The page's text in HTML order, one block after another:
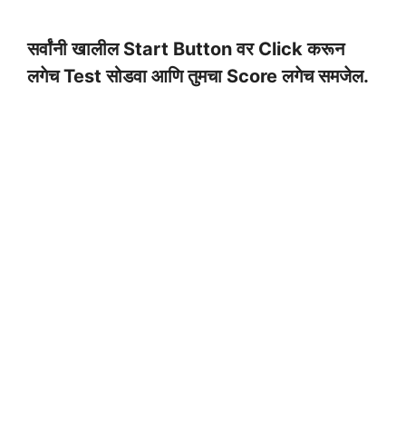
सर्वांनी खालील Start Button वर Click करून
लगेच Test सोडवा आणि तुमचा Score लगेच समजेल.